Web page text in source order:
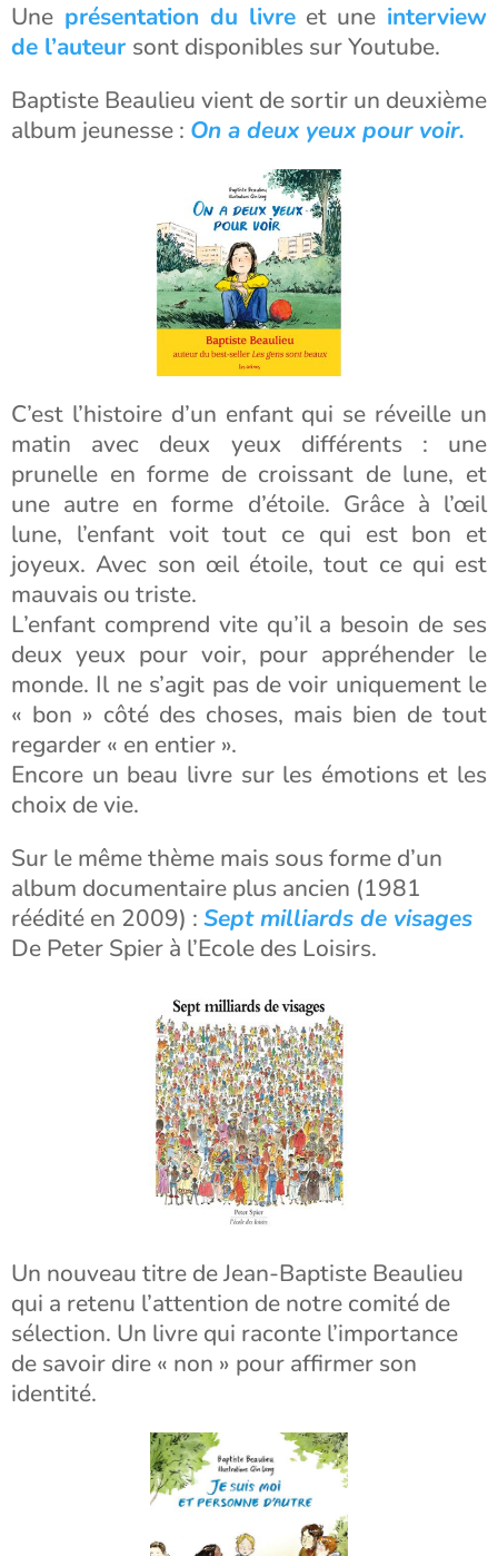
Une présentation du livre et une interview
de l’auteur sont disponibles sur Youtube.
Baptiste Beaulieu vient de sortir un deuxième
album jeunesse : On a deux yeux pour voir.
C’est l’histoire d’un enfant qui se réveille un
matin avec deux yeux différents : une
prunelle en forme de croissant de lune, et
une autre en forme d’étoile. Grâce à l’œil
lune, l’enfant voit tout ce qui est bon et
joyeux. Avec son œil étoile, tout ce qui est
mauvais ou triste.
L’enfant comprend vite qu’il a besoin de ses
deux yeux pour voir, pour appréhender le
monde. Il ne s’agit pas de voir uniquement le
« bon » côté des choses, mais bien de tout
regarder « en entier ».
Encore un beau livre sur les émotions et les
choix de vie.
Sur le même thème mais sous forme d’un
album documentaire plus ancien (1981
réédité en 2009) : Sept milliards de visages
De Peter Spier à l’Ecole des Loisirs.
Un nouveau titre de Jean-Baptiste Beaulieu
qui a retenu l’attention de notre comité de
sélection. Un livre qui raconte l’importance
de savoir dire « non » pour affirmer son
identité.